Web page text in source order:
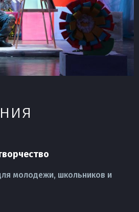
молодежи, школьников и